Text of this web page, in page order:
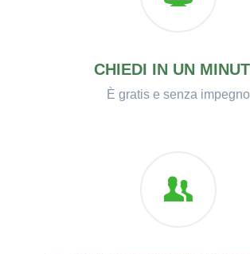
CHIEDI IN UN
È gratis e senza impegno